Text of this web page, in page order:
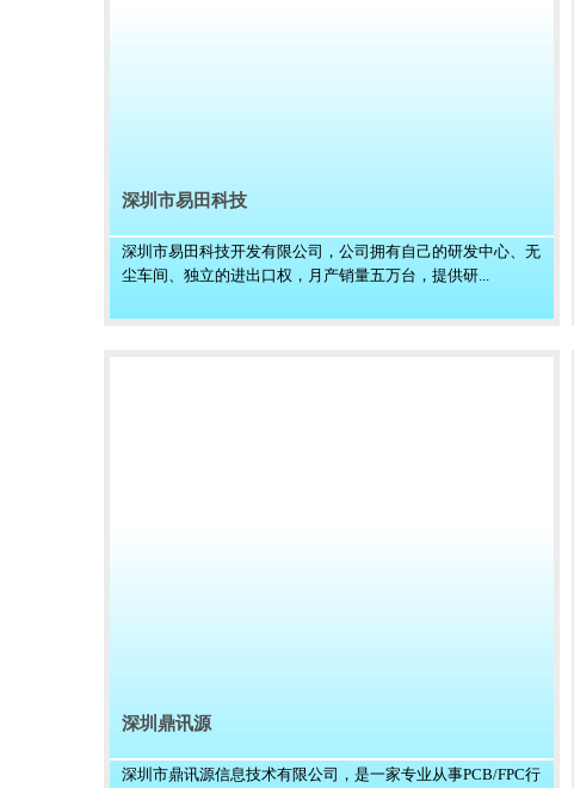
深圳市易田科技
深圳市易田科技开发有限公司，公司拥有自己的研发中心、无
尘车间、独立的进出口权，月产销量五万台，提供研...
深圳鼎讯源
深圳市鼎讯源信息技术有限公司，是一家专业从事PCB/FPC行